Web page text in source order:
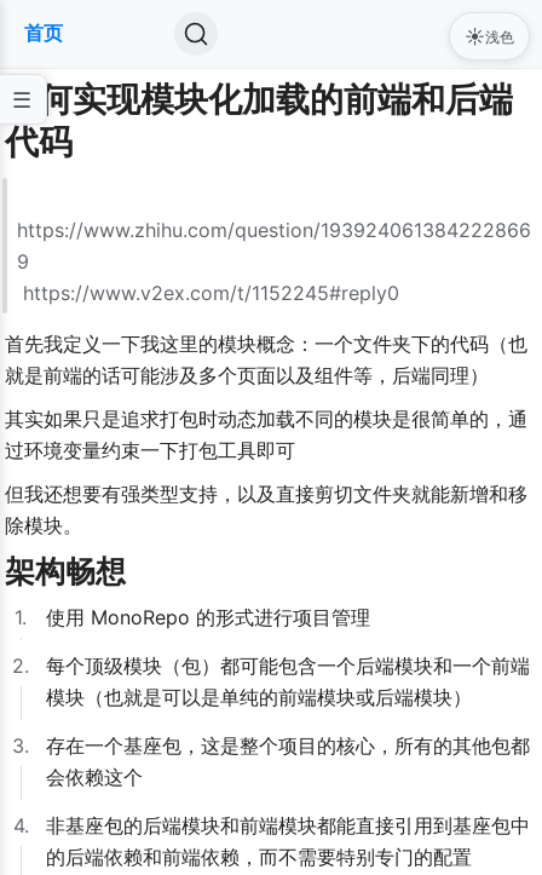
首页
如何实现模块化加载的前端和后端
代码
https://www.zhihu.com/question/193924061384222866
9
https://www.v2ex.com/t/1152245#reply0
首先我定义一下我这里的模块概念：一个文件夹下的代码（也
就是前端的话可能涉及多个页面以及组件等，后端同理）
其实如果只是追求打包时动态加载不同的模块是很简单的，通
过环境变量约束一下打包工具即可
但我还想要有强类型支持，以及直接剪切文件夹就能新增和移
除模块。
架构畅想
1.
使用 MonoRepo 的形式进行项目管理
2.
每个顶级模块（包）都可能包含一个后端模块和一个前端
模块（也就是可以是单纯的前端模块或后端模块）
3.
存在一个基座包，这是整个项目的核心，所有的其他包都
会依赖这个
4.
非基座包的后端模块和前端模块都能直接引用到基座包中
的后端依赖和前端依赖，而不需要特别专门的配置
☀️浅色